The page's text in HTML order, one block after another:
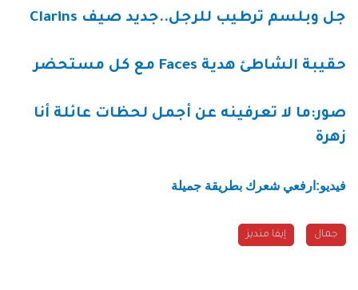
جل وبلسم ترطيب للرجل..جديد صيف
حقيبة الشاطئ هدية مع كل مستحضر
صور:ما لا تعرفينه عن أجمل لحظات عائلة أنا
زهرة
فيديو:ارفعي شعرك بطريقة جميلة
جمال إيفا منديز